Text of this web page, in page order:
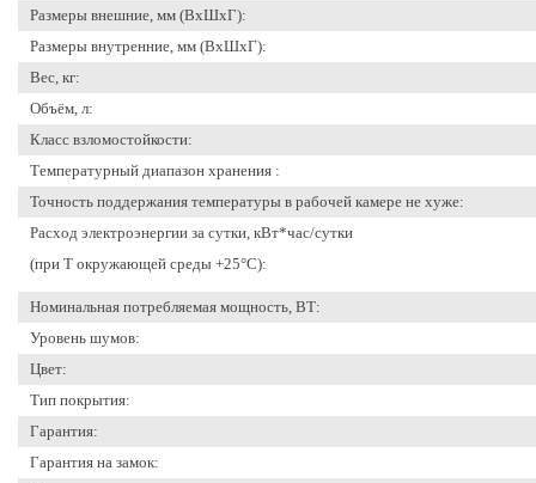
Размеры внешние, мм (ВхШхГ):
Размеры внутренние, мм (ВхШхГ):
Вес, кг:
Объём, л:
Класс взломостойкости:
Температурный диапазон хранения :
Точность поддержания температуры в рабочей камере не хуже:
Расход электроэнергии за сутки, кВт*час/сутки
(при Т окружающей среды +25°С):
Номинальная потребляемая мощность, ВТ:
Уровень шумов:
Цвет:
Тип покрытия:
Гарантия:
Гарантия на замок: